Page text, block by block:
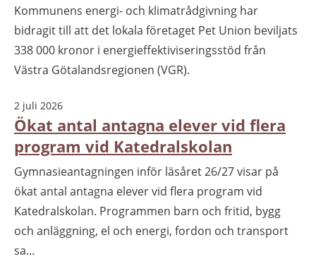
Kommunens energi- och klimatrådgivning har
bidragit till att det lokala företaget Pet Union beviljats
338 000 kronor i energieffektiviseringsstöd från
Västra Götalandsregionen (VGR).
2 juli 2026
Ökat antal antagna elever vid flera
program vid Katedralskolan
Gymnasieantagningen inför läsåret 26/27 visar på
ökat antal antagna elever vid flera program vid
Katedralskolan. Programmen barn och fritid, bygg
och anläggning, el och energi, fordon och transport
sa...